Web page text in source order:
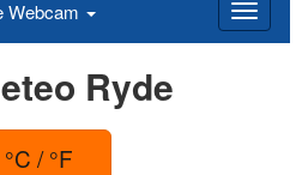
Webcam
Ryde
°C / °F